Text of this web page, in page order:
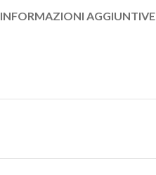
INFORMAZIONI AGGIUNTIVE